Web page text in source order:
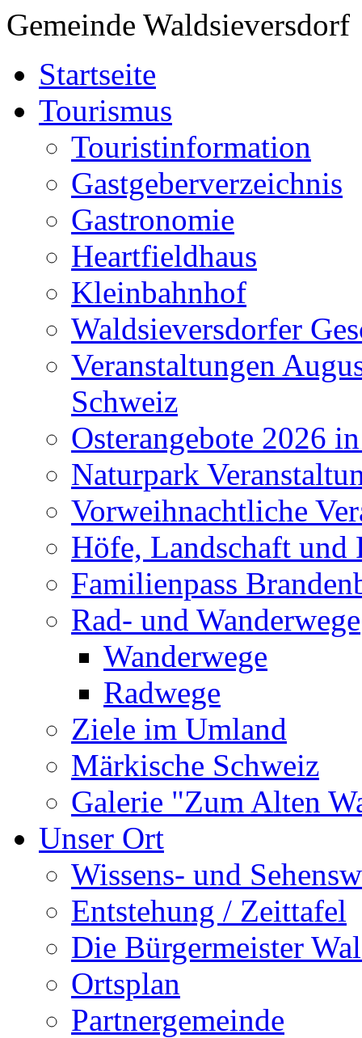
Gemeinde Waldsieversdorf
Startseite
Tourismus
Touristinformation
Gastgeberverzeichnis
Gastronomie
Heartfieldhaus
Kleinbahnhof
Waldsieversdorfer
Veranstaltungen
Schweiz
Osterangebote 2026
Naturpark
Vorweihnachtliche
Höfe, Landschaft und
Familienpass
Rad- und Wanderwege
Wanderwege
Radwege
Ziele im Umland
Märkische Schweiz
Galerie "Zum Alten
Unser Ort
Wissens- und
Entstehung / Zeittafel
Die Bürgermeister
Ortsplan
Partnergemeinde